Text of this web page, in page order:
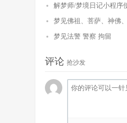
解梦师/梦境日记小程序
梦见佛祖、菩萨、神佛
梦见法警 警察 拘留
评论 抢沙发